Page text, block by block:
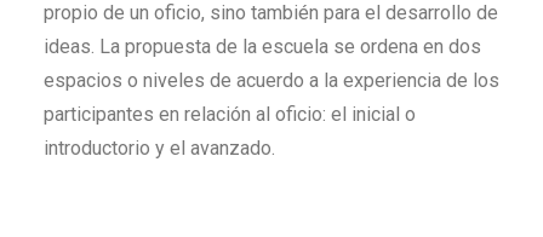
propio de un oficio, sino también para el desarrollo de
ideas. La propuesta de la escuela se ordena en dos
espacios o niveles de acuerdo a la experiencia de los
participantes en relación al oficio: el inicial o
introductorio y el avanzado.